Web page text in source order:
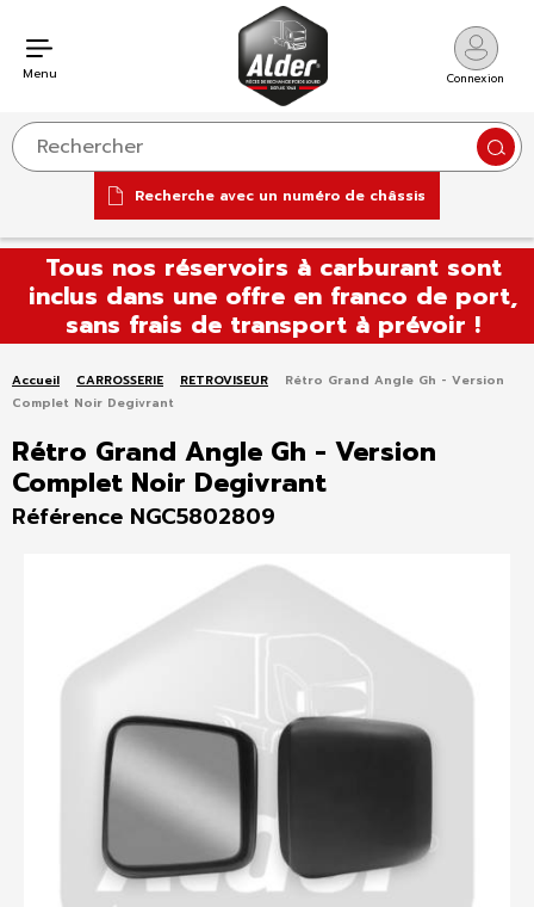
contenu
Tous nos réservoirs à carburant sont
inclus dans une offre en franco de port,
sans frais de transport à prévoir !
Recherche avec un numéro de châssis
Connexion
Menu
Accueil CARROSSERIE RETROVISEUR
Rétro Grand Angle Gh - Version
Complet Noir Degivrant
Rétro Grand Angle Gh - Version
Complet Noir Degivrant
Référence NGC5802809